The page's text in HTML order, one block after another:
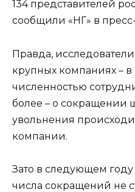
134 представителей
сообщили «НГ» в
Правда,
крупных компаниях – в
численностью
более – о сокращении
увольнения
компании.
Зато в следующем
числа сокращений не